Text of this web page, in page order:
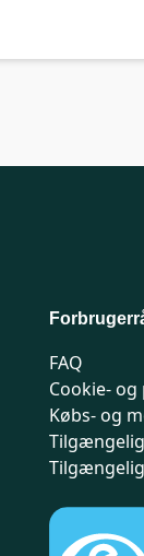
FAQ
Cookie-
Købs- og